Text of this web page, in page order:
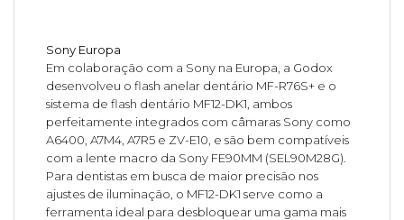
Sony Europa
Em colaboração com a Sony na Europa, a Godox
desenvolveu o flash anelar dentário MF-R76S+ e o
sistema de flash dentário MF12-DK1, ambos
perfeitamente integrados com câmaras Sony como
A6400, A7M4, A7R5 e ZV-E10, e são bem compatíveis
com a lente macro da Sony FE90MM (SEL90M28G).
Para dentistas em busca de maior precisão nos
ajustes de iluminação, o MF12-DK1 serve como a
ferramenta ideal para desbloquear uma gama mais